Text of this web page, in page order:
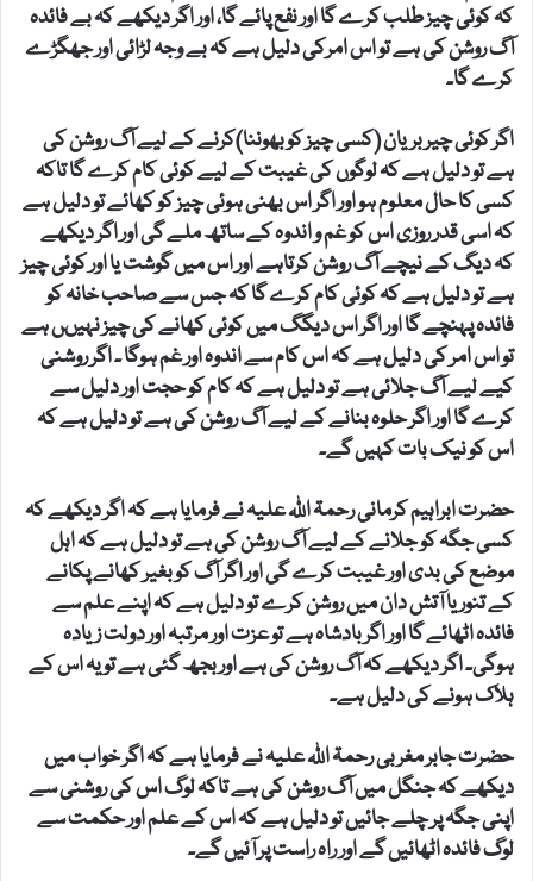
کہ کوئی چیز طلب کرے گا اور نفع پائے گا، اور اگر دیکھے کہ بے فائدہ
آگ روشن کی ہے تو اس امرکی دلیل ہے کہ بے وجہ لڑائی اور جھگڑے
کرے گا۔
اگر کوئی چیربریان (کسی چیز کو بھوننا)کرنے کے لیے آگ روشن کی
ہے تو دلیل ہے کہ لوگوں کی غیبت کے لیے کوئی کام کرے گا تاکہ
کسی کا حال معلوم ہو اور اگر اس بھنی ہوئی چیز کو کھائے تو دلیل ہے
کہ اسی قدر روزی اس کو غم و اندوہ کے ساتھ ملے گی اور اگر دیکھے
کہ دیگ کے نیچے آگ روشن کرتاہے اور اس میں گوشت یا اور کوئی چیز
ہے تو دلیل ہے کہ کوئی کام کرے گا کہ جس سے صاحب خانہ کو
فائدہ پہنچے گا اور اگر اس دیگگ میں کوئی کھانے کی چیز نہیںں ہے
تو اس امر کی دلیل ہے کہ اس کام سے اندوہ اور غم ہوگا ۔ اگر روشنی
کیے لیے آگ جلائی ہے تو دلیل ہے کہ کام کو حجت اور دلیل سے
کرے گا اور اگر حلوہ بنانے کے لیے آگ روشن کی ہے تو دلیل ہے کہ
اس کو نیک بات کہیں گے۔
حضرت ابراہیم کرمانی رحمۃ اللہ علیہ نے فرمایا ہے کہ اگر دیکھے کہ
کسی جگہ کو جلانے کے لیے آگ روشن کی ہے تو دلیل ہے کہ اہل
موضع کی بدی اور غیبت کرے گی اور اگر آگ کو بغیر کھانے پکانے
کے تنور یا آتش دان میں روشن کرے تو دلیل ہے کہ اپنے علم سے
فائدہ اٹھائے گا اور اگر بادشاہ ہے تو عزت اور مرتبہ اور دولت زیادہ
ہوگی۔ اگر دیکھے کہ آگ روشن کی ہے اور بجھ گئی ہے تو یہ اس کے
ہلاک ہونے کی دلیل ہے۔
حضرت جابر مغربی رحمۃ اللہ علیہ نے فرمایا ہے کہ اگر خواب میں
دیکھے کہ جنگل میں آگ روشن کی ہے تاکہ لوگ اس کی روشنی سے
اپنی جگہ پر چلے جائیں تو دلیل ہے کہ اس کے علم اور حکمت سے
لوگ فائدہ اٹھائیں گے اور راہ راست پر آئیں گے۔